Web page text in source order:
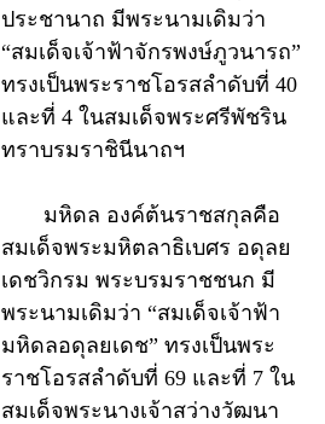
ประชานาถ มีพระนามเดิมว่า
“สมเด็จเจ้าฟ้าจักรพงษ์ภูวนารถ”
ทรงเป็นพระราชโอรสลำดับที่ 40
และที่ 4 ในสมเด็จพระศรีพัชริน
ทราบรมราชินีนาถฯ
มหิดล องค์ต้นราชสกุลคือ
สมเด็จพระมหิตลาธิเบศร อดุลย
เดชวิกรม พระบรมราชชนก มี
พระนามเดิมว่า “สมเด็จเจ้าฟ้า
มหิดลอดุลยเดช” ทรงเป็นพระ
ราชโอรสลำดับที่ 69 และที่ 7 ใน
สมเด็จพระนางเจ้าสว่างวัฒนา